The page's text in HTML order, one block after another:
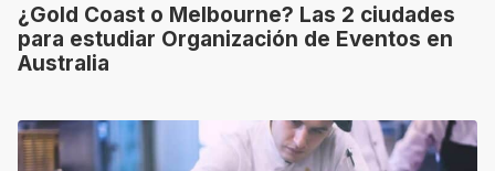
¿Gold Coast o Melbourne? Las 2 ciudades
para estudiar Organización de Eventos en
Australia